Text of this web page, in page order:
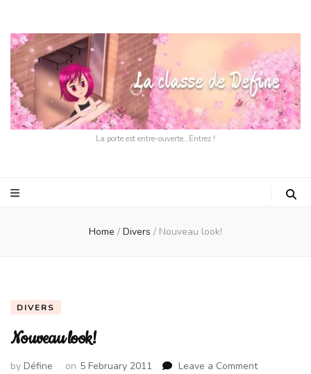
La porte est entre-ouverte…Entrez !
Home / Divers / Nouveau look!
DIVERS
Nouveau look!
by Défine on 5 February 2011 Leave a Commenton